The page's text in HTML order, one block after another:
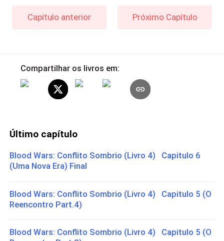
Capítulo anterior Próximo Capítulo
Compartilhar os livros em:
Último capítulo
Blood Wars: Conflito Sombrio (Livro 4) Capitulo 6
(Uma Nova Era) Final
Blood Wars: Conflito Sombrio (Livro 4) Capitulo 5 (O
Reencontro Part.4)
Blood Wars: Conflito Sombrio (Livro 4) Capitulo 5 (O